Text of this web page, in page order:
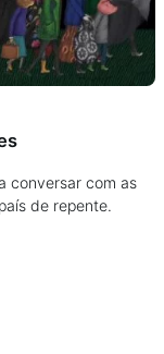
conversar com as
de repente.